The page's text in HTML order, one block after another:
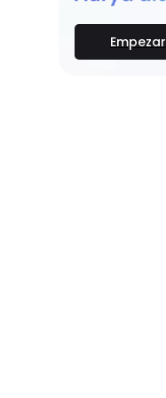
Empezar